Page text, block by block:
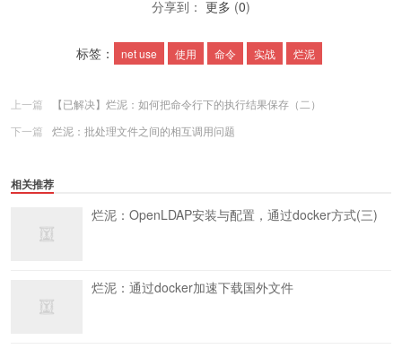
分享到： 更多 (0)
标签： net use 使用 命令 实战 烂泥
上一篇
【已解决】烂泥：如何把命令行下的执行结果保存（二）
下一篇
烂泥：批处理文件之间的相互调用问题
相关推荐
烂泥：OpenLDAP安装与配置，通过docker方式(三)
烂泥：通过docker加速下载国外文件